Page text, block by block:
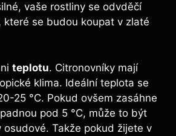
vaše rostliny se odvděčí
které se budou koupat v zlaté
teplotu. Citronovníky mají
klima. Ideální teplota se
25 °C. Pokud ovšem zasáhne
pod 5 °C, může to být
osudové. Takže pokud žijete v